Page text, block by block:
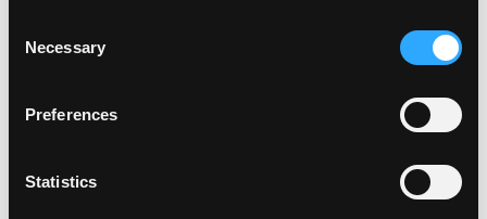
Selection
Necessary
Preferences
Statistics
Mensaje de la National Mango Board
[Sassy_Social_Share]